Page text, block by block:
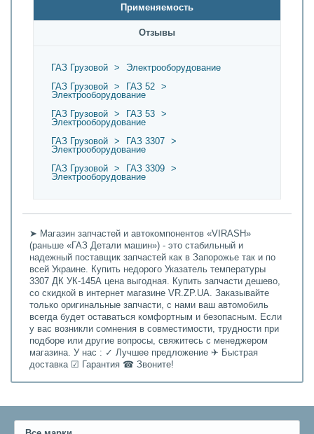
Применяемость
Oтзывы
ГАЗ Грузовой >
Электрооборудование
ГАЗ Грузовой
> ГАЗ 52
>
Электрооборудование
ГАЗ Грузовой
> ГАЗ 53
>
Электрооборудование
ГАЗ Грузовой
> ГАЗ 3307
>
Электрооборудование
ГАЗ Грузовой
> ГАЗ 3309
>
Электрооборудование
➤ Магазин запчастей и автокомпонентов «VIRASH»
(раньше «ГАЗ Детали машин») - это стабильный и
надежный поставщик запчастей как в Запорожье так и по
всей Украине. Купить недорого Указатель температуры
3307 ДК УК-145А цена выгодная. Купить запчасти дешево,
со скидкой в интернет магазине VR.ZP.UA. Заказывайте
только оригинальные запчасти, с нами ваш автомобиль
всегда будет оставаться комфортным и безопасным. Если
у вас возникли сомнения в совместимости, трудности при
подборе или другие вопросы, свяжитесь с менеджером
магазина. У нас : ✓ Лучшее предложение ✈ Быстрая
доставка ☑ Гарантия ☎ Звоните!